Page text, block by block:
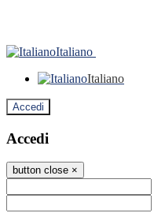
Italiano
Italiano
Accedi
Accedi
button close ×